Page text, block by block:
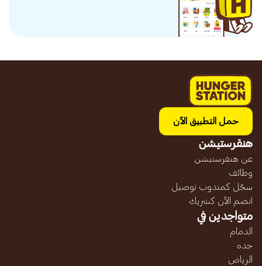
حمل التطبيق الآن
هنقرستيشن
عن هنقرستيشن
وظائف
سجّل كمندوب توصيل
انضم الآن كشريك
متواجدين في
الدمام
جده
الرياض